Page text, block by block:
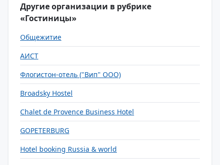
Другие организации в рубрике
«Гостиницы»
Общежитие
АИСТ
Флогистон-отель ("Вип" ООО)
Broadsky Hostel
Chalet de Provence Business Hotel
GOPETERBURG
Hotel booking Russia & world